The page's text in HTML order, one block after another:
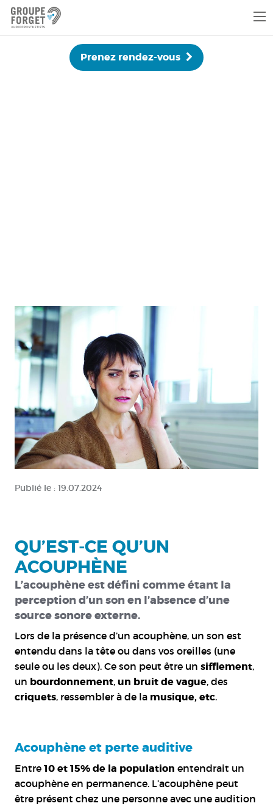
Prenez rendez-vous
Publié le : 19.07.2024
QU’EST-CE QU’UN
ACOUPHÈNE
L’acouphène est défini comme étant la
perception d’un son en l’absence d’une
source sonore externe.
Lors de la présence d’un acouphène, un son est
entendu dans la tête ou dans vos oreilles (une
seule ou les deux). Ce son peut être un sifflement,
un bourdonnement, un bruit de vague, des
criquets, ressembler à de la musique, etc.
Acouphène et perte auditive
Entre 10 et 15% de la population entendrait un
acouphène en permanence. L’acouphène peut
être présent chez une personne avec une audition